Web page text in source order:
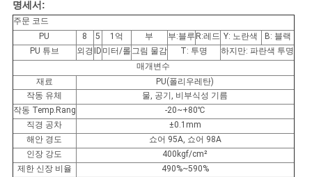
사
이
트
맵
PRIVACY
POLICY
명세서:
주문 코드
PU
8 5 1억 부 부:블루 R:레드 Y: 노란색
B: 블랙
PU 튜브
외경 ID 미터/롤 그림 물감 T: 투명
하지만: 파란색 투명
매개변수
재료
PU(폴리우레탄)
작동 유체
물, 공기, 비부식성 기름
작동 Temp.Rang
-20~+80℃
직경 공차
±0.1mm
해안 경도
쇼어 95A, 쇼어 98A
인장 강도
400kgf/cm²
제한 신장 비율
490%~590%